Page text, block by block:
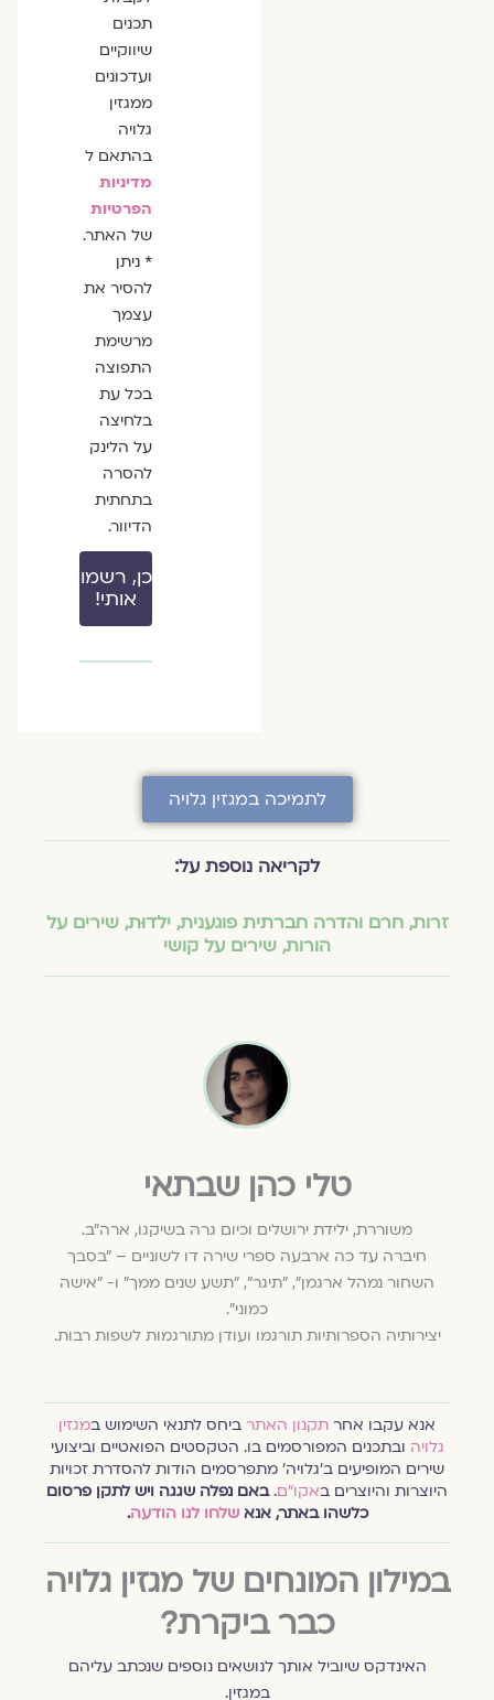
תכנים
שיווקיים
ועדכונים
ממגזין
גלויה
בהתאם ל
מדיניות
הפרטיות
של האתר.
* ניתן
להסיר את
עצמך
מרשימת
התפוצה
בכל עת
בלחיצה
על הלינק
להסרה
בתחתית
הדיוור.
כן, רשמו
אותי!
לתמיכה במגזין גלויה
לקריאה נוספת על:
זרות,חרם והדרה חברתית פוגענית,ילדוּת,שירים על
הורות,שירים על קושי
טלי כהן שבתאי
משוררת, ילידת ירושלים וכיום גרה בשיקגו, ארה"ב.
חיברה עד כה ארבעה ספרי שירה דו לשוניים – "בסבך
השחור נמהל ארגמן", "תיגר", "תשע שנים ממך" ו- "אישה
כמוני".
יצירותיה הספרותיות תורגמו ועודן מתורגמות לשפות רבות.
אנא עקבו אחרתקנון האתרביחס לתנאי השימוש ב מגזין
גלויהובתכנים המפורסמים בו. הטקסטים הפואטיים וביצועי
שירים המופיעים ב׳גלויה׳ מתפרסמים הודות להסדרת זכויות
היוצרות והיוצרים ב אקו״ם.באם נפלה שגגה ויש לתקן פרסום
כלשהו באתר, אנאשלחו לנו הודעה.
במילון המונחים של מגזין גלויה
כבר ביקרת?
האינדקס שיוביל אותך לנושאים נוספים שנכתב עליהם
במגזין.